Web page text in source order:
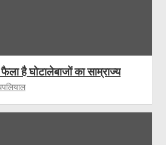
है घोटालेबाजों का साम्राज्य